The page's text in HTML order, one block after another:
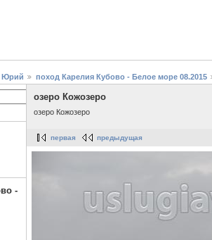
Юрий поход Карелия Кубово - Белое море 08.2015
-
озеро Кожозеро
озеро Кожозеро
первая предыдущая